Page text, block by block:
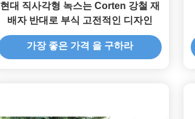
현대 직사각형 녹스는 Corten 강철 재
배자 반대로 부식 고전적인 디자인
가장 좋은 가격 을 구하라